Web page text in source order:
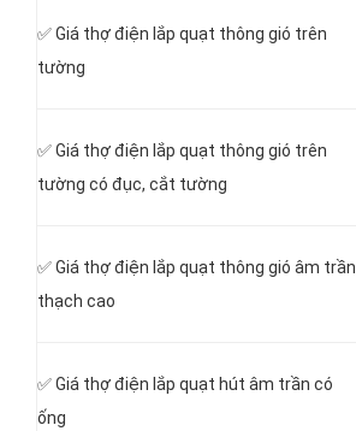
✅ Giá thợ điện lắp quạt thông gió trên
tường
✅ Giá thợ điện lắp quạt thông gió trên
tường có đục, cắt tường
✅ Giá thợ điện lắp quạt thông gió âm trần
thạch cao
✅ Giá thợ điện lắp quạt hút âm trần có
ống